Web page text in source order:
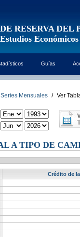
RESERVA DEL
Económicos
Guías
Series Mensuales / Ver
A TIPO DE
Crédito de